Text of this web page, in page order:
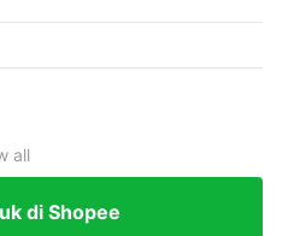
all
di Shopee